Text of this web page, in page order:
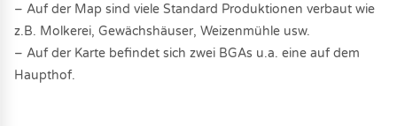
– Auf der Map sind viele Standard Produktionen verbaut wie
z.B. Molkerei, Gewächshäuser, Weizenmühle usw.
– Auf der Karte befindet sich zwei BGAs u.a. eine auf dem
Haupthof.